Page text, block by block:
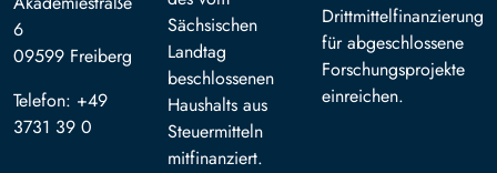
6
09599 Freiberg
Telefon: +49
3731 39 0
Sächsischen
Landtag
beschlossenen
Haushalts aus
Steuermitteln
mitfinanziert.
Drittmittelfinanzierung
für abgeschlossene
Forschungsprojekte
einreichen.